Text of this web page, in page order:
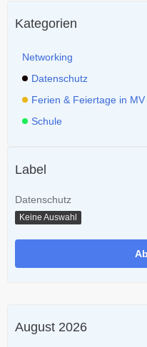
Kategorien
Networking
Datenschutz
Ferien & Feiertage in MV
Schule
Label
Datenschutz
Keine Auswahl
August 2026